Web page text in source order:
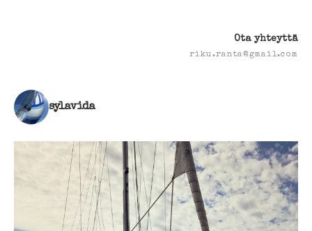
Ota yhteyttä
riku.ranta@gmail.com
sylavida